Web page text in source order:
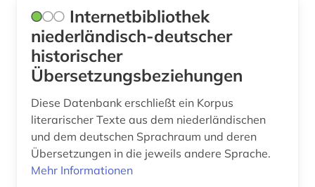
wörterbuch mehrsprachig (2)
wörterverzeichnis (1)
zitate (1)
zürcher bibel (1)
Internetbibliothek
niederländisch-deutscher
historischer
Übersetzungsbeziehungen
Diese Datenbank erschließt ein Korpus
literarischer Texte aus dem niederländischen
und dem deutschen Sprachraum und deren
Übersetzungen in die jeweils andere Sprache.
Mehr Informationen